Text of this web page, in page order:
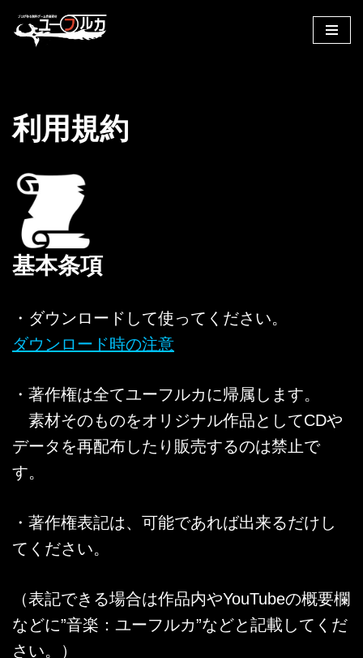
ツ
へ
キ
プ
利用規約
基本条項
・ダウンロードして使ってください。
ダウンロード時の注意
・著作権は全てユーフルカに帰属します。
素材そのものをオリジナル作品としてCDや
データを再配布したり販売するのは禁止で
す。
・著作権表記は、可能であれば出来るだけし
てください。
（表記できる場合は作品内やYouTubeの概要欄
などに”音楽：ユーフルカ”などと記載してくだ
さい。）